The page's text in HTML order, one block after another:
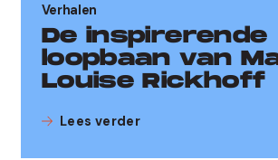
Verhalen
De inspirerende
loopbaan van
Louise Rickhoff
Lees verder